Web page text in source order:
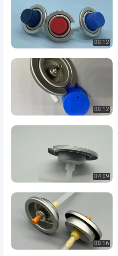
00:12
00:12
04:09
00:16